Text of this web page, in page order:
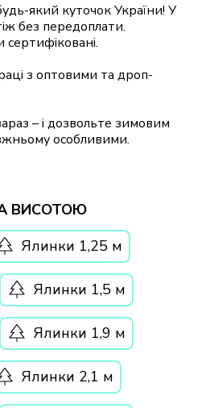
який куточок України! У
без передоплати.
з оптовими та дроп-
– і дозвольте зимовим
особливими.
Ялинки 2,1 м
Ялинки 1,9 м
Ялинки 1,5 м
Ялинки 1,25 м
ВИСОТОЮ